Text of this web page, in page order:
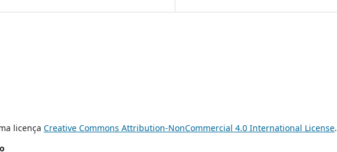
licença Creative Commons Attribution-NonCommercial 4.0 International License.